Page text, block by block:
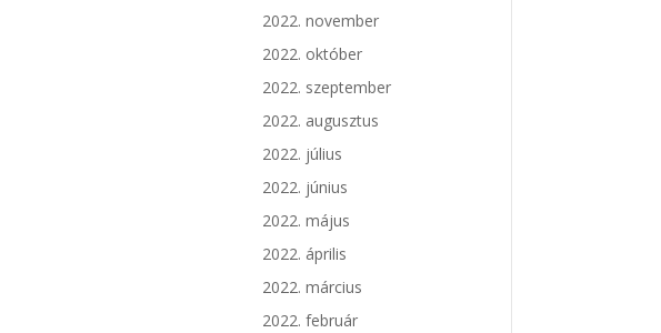
2022. november
2022. október
2022. szeptember
2022. augusztus
2022. július
2022. június
2022. május
2022. április
2022. március
2022. február